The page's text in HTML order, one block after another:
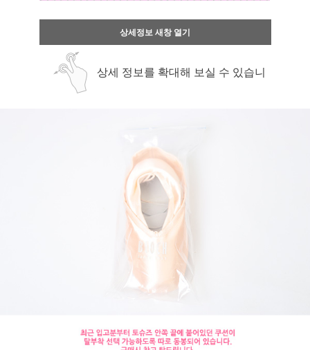
상세정보 새창 열기
상세 정보를 확대해 보실 수 있습니